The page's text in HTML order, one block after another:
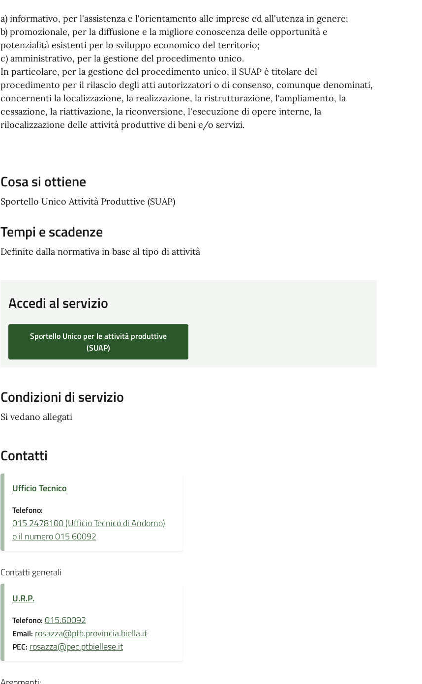
a) informativo, per l'assistenza e l'orientamento alle imprese ed all'utenza in genere;
b) promozionale, per la diffusione e la migliore conoscenza delle opportunità e
potenzialità esistenti per lo sviluppo economico del territorio;
c) amministrativo, per la gestione del procedimento unico.
In particolare, per la gestione del procedimento unico, il SUAP è titolare del
procedimento per il rilascio degli atti autorizzatori o di consenso, comunque denominati,
concernenti la localizzazione, la realizzazione, la ristrutturazione, l'ampliamento, la
cessazione, la riattivazione, la riconversione, l'esecuzione di opere interne, la
rilocalizzazione delle attività produttive di beni e/o servizi.
Cosa si ottiene
Sportello Unico Attività Produttive (SUAP)
Tempi e scadenze
Definite dalla normativa in base al tipo di attività
Accedi al servizio
Sportello Unico per le attività produttive
(SUAP)
Condizioni di servizio
Si vedano allegati
Contatti
Ufficio Tecnico
Telefono:
015 2478100 (Ufficio Tecnico di Andorno)
o il numero 015 60092
Contatti generali
U.R.P.
Telefono: 015.60092
Email: rosazza@ptb.provincia.biella.it
PEC: rosazza@pec.ptbiellese.it